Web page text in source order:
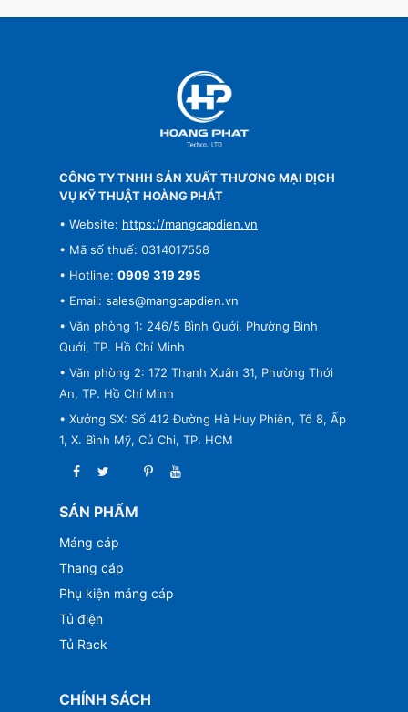
CÔNG TY TNHH SẢN XUẤT THƯƠNG MẠI DỊCH
VỤ KỸ THUẬT HOÀNG PHÁT
• Website: https://mangcapdien.vn
• Mã số thuế: 0314017558
• Hotline: 0909 319 295
• Email: sales@mangcapdien.vn
• Văn phòng 1: 246/5 Bình Quới, Phường Bình
Quới, TP. Hồ Chí Minh
• Văn phòng 2: 172 Thạnh Xuân 31, Phường Thới
An, TP. Hồ Chí Minh
• Xưởng SX: Số 412 Đường Hà Huy Phiên, Tổ 8, Ấp
1, X. Bình Mỹ, Củ Chi, TP. HCM
SẢN PHẨM
Máng cáp
Thang cáp
Phụ kiện máng cáp
Tủ điện
Tủ Rack
CHÍNH SÁCH